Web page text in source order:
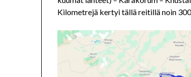
Kilometrejä kertyi tällä reitillä noin